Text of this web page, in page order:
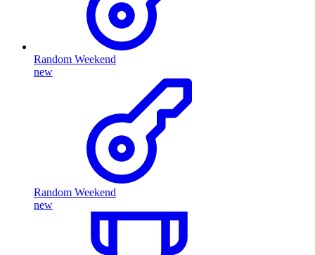
Random Weekend
new
Random Weekend
new